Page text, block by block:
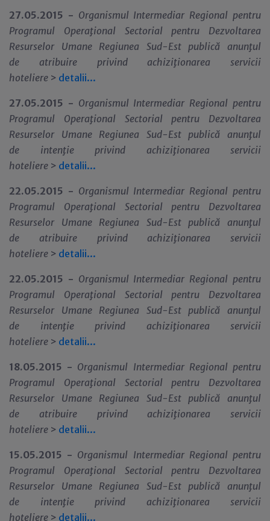
27.05.2015 - Organismul Intermediar Regional pentru
Programul Operaţional Sectorial pentru Dezvoltarea
Resurselor Umane Regiunea Sud-Estpublică anunţul
de atribuireprivindachiziţionarea servicii
hoteliere > detalii...
27.05.2015 - Organismul Intermediar Regional pentru
Programul Operaţional Sectorial pentru Dezvoltarea
Resurselor Umane Regiunea Sud-Estpublică anunţul
de intenţieprivind achiziţionarea servicii
hoteliere > detalii...
22.05.2015 - Organismul Intermediar Regional pentru
Programul Operaţional Sectorial pentru Dezvoltarea
Resurselor Umane Regiunea Sud-Estpublică anunţul
de atribuireprivindachiziţionarea servicii
hoteliere > detalii...
22.05.2015 - Organismul Intermediar Regional pentru
Programul Operaţional Sectorial pentru Dezvoltarea
Resurselor Umane Regiunea Sud-Estpublică anunţul
de intenţieprivind achiziţionarea servicii
hoteliere > detalii...
18.05.2015 - Organismul Intermediar Regional pentru
Programul Operaţional Sectorial pentru Dezvoltarea
Resurselor Umane Regiunea Sud-Estpublică anunţul
de atribuireprivindachiziţionarea servicii
hoteliere > detalii...
15.05.2015 - Organismul Intermediar Regional pentru
Programul Operaţional Sectorial pentru Dezvoltarea
Resurselor Umane Regiunea Sud-Estpublică anunţul
de intenţieprivind achiziţionarea servicii
hoteliere > detalii...